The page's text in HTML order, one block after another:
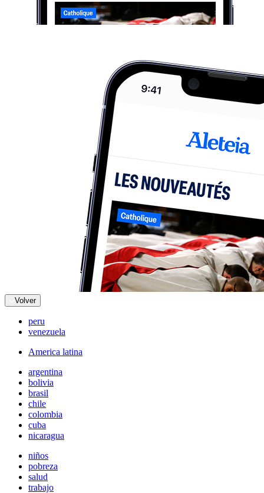
Volver
peru
venezuela
America latina
argentina
bolivia
brasil
chile
colombia
cuba
nicaragua
niños
pobreza
salud
trabajo